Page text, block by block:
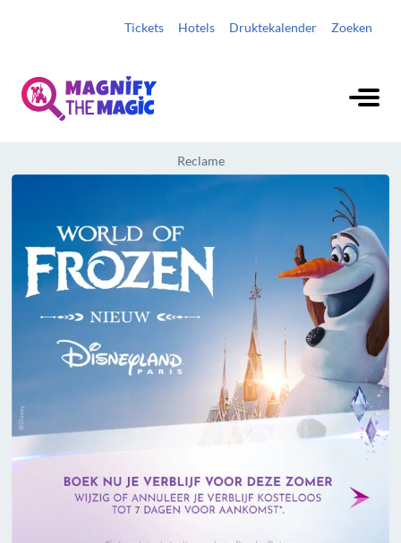
Tickets Hotels Druktekalender Zoeken
Reclame